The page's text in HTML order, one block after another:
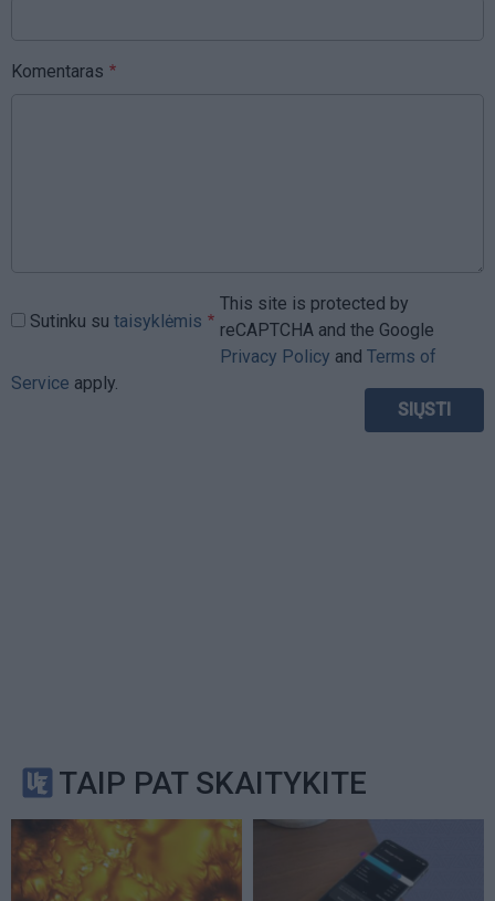
Komentaras
Sutinku su taisyklėmis
This site is protected by
reCAPTCHA and the Google
Privacy Policy and Terms of
Service apply.
TAIP PAT SKAITYKITE